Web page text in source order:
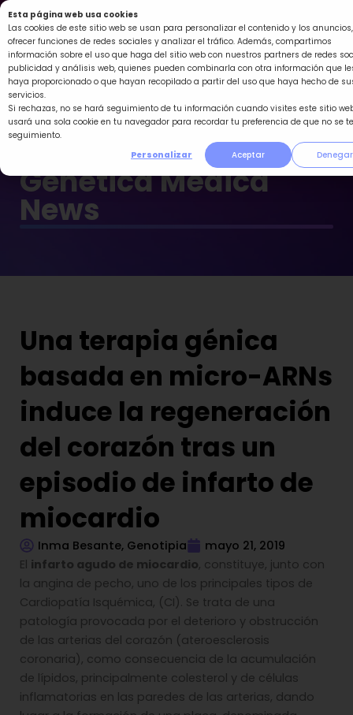
Esta página web usa cookies
Las cookies de este sitio web se usan para personalizar el contenido y los anuncios,
ofrecer funciones de redes sociales y analizar el tráfico. Además, compartimos
información sobre el uso que haga del sitio web con nuestros partners de redes
publicidad y análisis web, quienes pueden combinarla con otra información que
haya proporcionado o que hayan recopilado a partir del uso que haya hecho de
servicios.
Si rechazas, no se hará seguimiento de tu información cuando visites este sitio
usará una sola cookie en tu navegador para recordar tu preferencia de que no se
seguimiento.
Personalizar
Aceptar Denegar
Ir
al
contenido
Genética Médica
News
Una terapia génica
basada en micro-ARNs
induce la regeneración
del corazón tras un
episodio de infarto de
miocardio
Inma Besante, Genotipia
mayo 21, 2019
El infarto agudo de miocardio, constituye, junto con
la angina de pecho, uno de los principales tipos de
Cardiopatía Isquémica, (CI). Se trata de una
patología provocada por el deterioro y obstrucción
de las arterias del corazón (ateroesclerosis
coronaria), como consecuencia de la acumulación
de lípidos, principalmente colesterol y de células
inflamatorias en las paredes de las arterias, dando